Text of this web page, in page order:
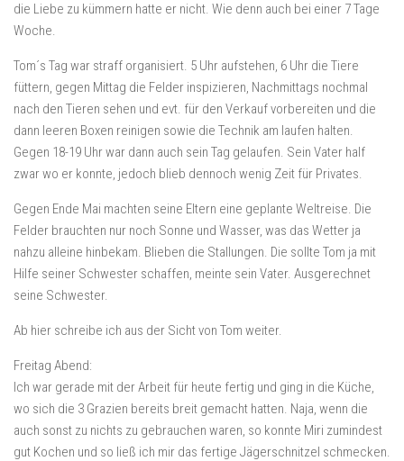
die Liebe zu kümmern hatte er nicht. Wie denn auch bei einer 7 Tage
Woche.
Tom´s Tag war straff organisiert. 5 Uhr aufstehen, 6 Uhr die Tiere
füttern, gegen Mittag die Felder inspizieren, Nachmittags nochmal
nach den Tieren sehen und evt. für den Verkauf vorbereiten und die
dann leeren Boxen reinigen sowie die Technik am laufen halten.
Gegen 18-19 Uhr war dann auch sein Tag gelaufen. Sein Vater half
zwar wo er konnte, jedoch blieb dennoch wenig Zeit für Privates.
Gegen Ende Mai machten seine Eltern eine geplante Weltreise. Die
Felder brauchten nur noch Sonne und Wasser, was das Wetter ja
nahzu alleine hinbekam. Blieben die Stallungen. Die sollte Tom ja mit
Hilfe seiner Schwester schaffen, meinte sein Vater. Ausgerechnet
seine Schwester.
Ab hier schreibe ich aus der Sicht von Tom weiter.
Freitag Abend:
Ich war gerade mit der Arbeit für heute fertig und ging in die Küche,
wo sich die 3 Grazien bereits breit gemacht hatten. Naja, wenn die
auch sonst zu nichts zu gebrauchen waren, so konnte Miri zumindest
gut Kochen und so ließ ich mir das fertige Jägerschnitzel schmecken.